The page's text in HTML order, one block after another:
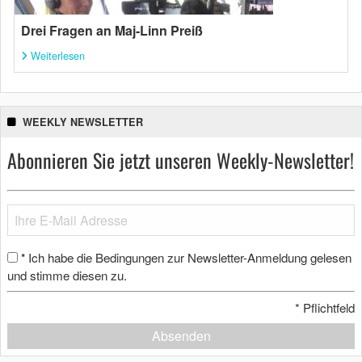
Drei Fragen an Maj-Linn Preiß
Weiterlesen
WEEKLY NEWSLETTER
Abonnieren Sie jetzt unseren Weekly-Newsletter!
* Ich habe die Bedingungen zur Newsletter-Anmeldung gelesen
und stimme diesen zu.
* Pflichtfeld
Absenden